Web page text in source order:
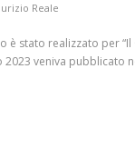
Reale
è stato realizzato
2023 veniva